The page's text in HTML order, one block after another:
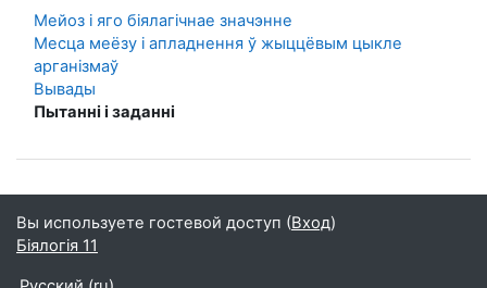
Мейоз і яго біялагічнае значэнне
Месца меёзу і апладнення ў жыццёвым цык­ле
арганізмаў
Вывады
Пытанні і заданні
Вы используете гостевой доступ (Вход)
Біялогія 11